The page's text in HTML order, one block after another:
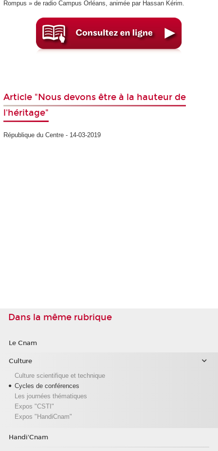
Rompus » de radio Campus Orléans, animée par Hassan Kérim.
Article "Nous devons être à la hauteur de
l'héritage"
République du Centre - 14-03-2019
Dans la même rubrique
Le Cnam
Culture
Culture scientifique et technique
Cycles de conférences
Les journées thématiques
Expos "CSTI"
Expos "HandiCnam"
Handi'Cnam